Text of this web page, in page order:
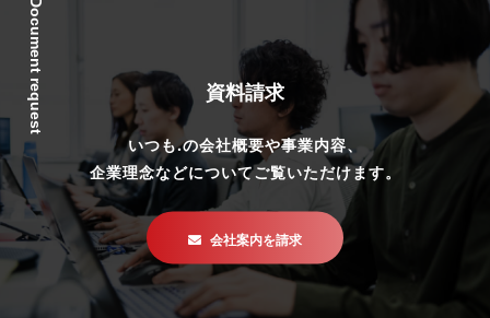
Document request 資料請求
いつも.の会社概要や事業内容、
企業理念などについてご覧いただけます。
会社案内を請求